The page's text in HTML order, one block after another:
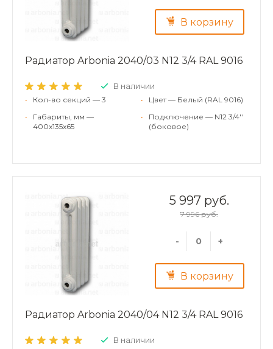
В корзину
Радиатор Arbonia 2040/03 N12 3/4 RAL 9016
В наличии
•
Кол-во секций — 3
•
Габариты, мм —
400x135x65
•
Цвет — Белый (RAL 9016)
•
Подключение — N12 3/4''
(боковое)
5 997 руб.
7 996 руб.
- +
В корзину
Радиатор Arbonia 2040/04 N12 3/4 RAL 9016
В наличии